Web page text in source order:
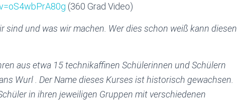
(360 Grad Video)
sind und was wir machen. Wer dies schon weiß kann diesen
aus etwa 15 technikaffinen Schülerinnen und Schülern
Wurl . Der Name dieses Kurses ist historisch gewachsen.
in ihren jeweiligen Gruppen mit verschiedenen